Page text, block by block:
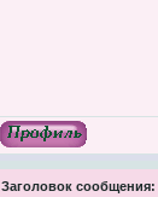
Заголовок сообщения: